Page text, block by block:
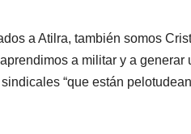
a Atilra, también somos
a militar y a generar
“que están